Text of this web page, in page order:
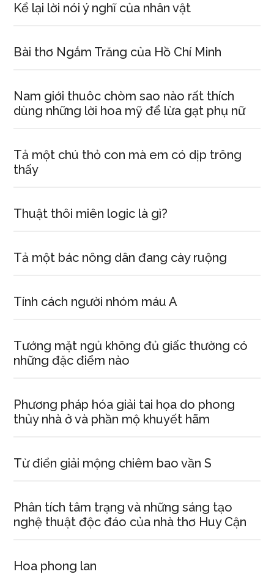
Kể lại lời nói ý nghĩ của nhân vật
Bài thơ Ngắm Trăng của Hồ Chí Minh
Nam giới thuôc chòm sao nào rất thích
dùng những lời hoa mỹ để lừa gạt phụ nữ
Tả một chú thỏ con mà em có dịp trông
thấy
Thuật thôi miên logic là gì?
Tả một bác nông dân đang cày ruộng
Tính cách người nhóm máu A
Tướng mặt ngủ không đủ giấc thường có
những đặc điểm nào
Phương pháp hóa giải tai họa do phong
thủy nhà ở và phần mộ khuyết hãm
Từ điển giải mộng chiêm bao vần S
Phân tích tâm trạng và những sáng tạo
nghệ thuật độc đáo của nhà thơ Huy Cận
Hoa phong lan